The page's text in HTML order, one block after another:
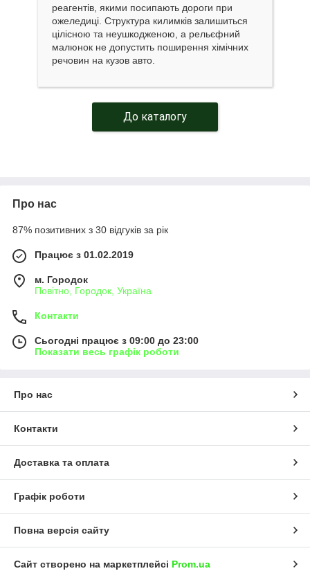
реагентів, якими посипають дороги при
ожеледиці. Структура килимків залишиться
цілісною та неушкодженою, а рельєфний
малюнок не допустить поширення хімічних
речовин на кузов авто.
До каталогу
Про нас
87% позитивних з 30 відгуків за рік
Працює з 01.02.2019
м. Городок
Повітно, Городок, Україна
Контакти
Сьогодні працює з 09:00 до 23:00
Показати весь графік роботи
Про нас
Контакти
Доставка та оплата
Графік роботи
Повна версія сайту
Сайт створено на маркетплейсі Prom.ua